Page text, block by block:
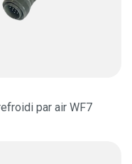
par air WF7